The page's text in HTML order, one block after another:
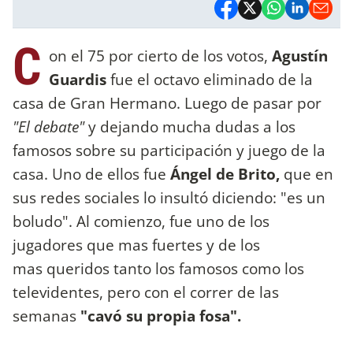
C on el 75 por cierto de los votos, Agustín
Guardisfue el octavo eliminado de la
casa de Gran Hermano. Luego de pasar por
"El debate"y dejando mucha dudas a los
famosos sobre su participación y juego de la
casa. Uno de ellos fue Ángel de Brito, que en
sus redes sociales lo insultó diciendo: "es un
boludo". Al comienzo, fue uno de los
jugadores que mas fuertes y de los
mas queridos tanto los famosos como los
televidentes, pero con el correr de las
semanas "cavó su propia fosa".